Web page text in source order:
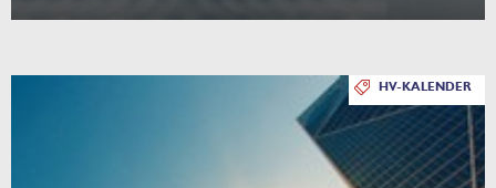
HV-KALENDER